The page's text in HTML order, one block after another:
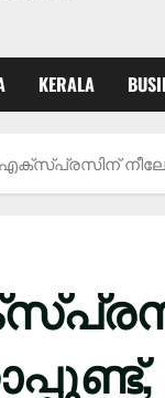
KERALA